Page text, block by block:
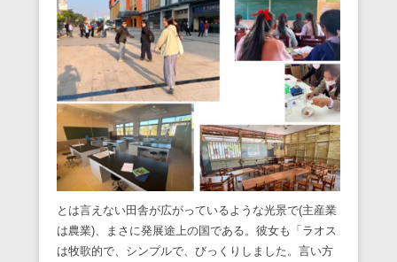
とは言えない田舎が広がっているような光景で(主産業
は農業)、まさに発展途上の国である。彼女も「ラオス
は牧歌的で、シンプルで、びっくりしました。言い方